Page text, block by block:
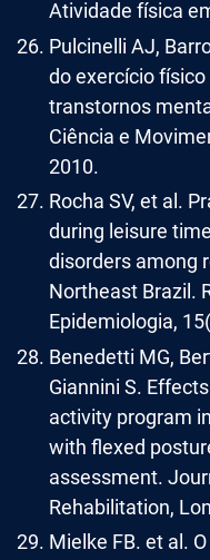
Atividade física
Pulcinelli AJ,
do exercício
transtornos
Ciência e
2010.
Rocha SV, et al.
during leisure
disorders among
Northeast Brazil.
Epidemiologia,
Benedetti MG,
Giannini S.
activity program
with flexed
assessment.
Rehabilitation,
Mielke FB. et al.